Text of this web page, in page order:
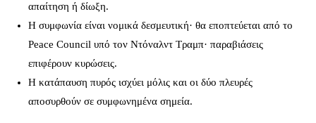
απαίτηση ή δίωξη.
Η συμφωνία είναι νομικά δεσμευτική· θα εποπτεύεται από το
Peace Council υπό τον Ντόναλντ Τραμπ· παραβιάσεις
επιφέρουν κυρώσεις.
Η κατάπαυση πυρός ισχύει μόλις και οι δύο πλευρές
αποσυρθούν σε συμφωνημένα σημεία.